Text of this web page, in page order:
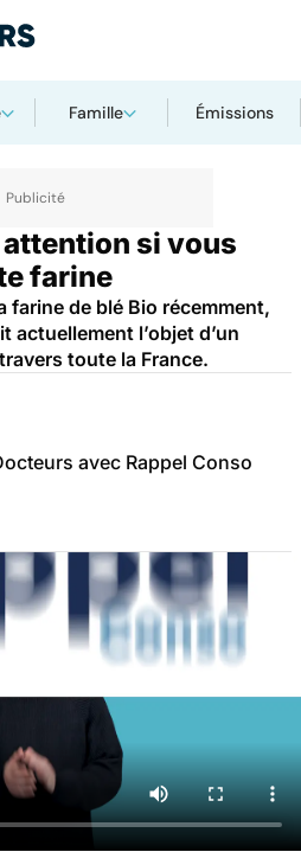
Famille Émissions
si vous
farine
farine de blé Bio récemment,
actuellement l’objet d’un
toute la France.
avec Rappel Conso